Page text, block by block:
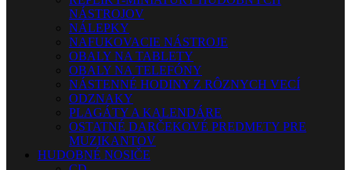
NÁSTROJOV
NÁLEPKY
NAFUKOVACIE NÁSTROJE
OBALY NA TABLETY
OBALY NA TELEFÓNY
NÁSTENNÉ HODINY Z RÔZNYCH VECÍ
ODZNAKY
PLAGÁTY A KALENDÁRE
OSTATNÉ DARČEKOVÉ PREDMETY PRE
MUZIKANTOV
HUDOBNÉ NOSIČE